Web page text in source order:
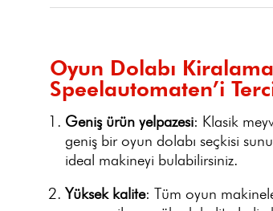
Oyun Dolabı
Speelautomaten’i
Geniş ürün yelpazesi: Klasik
geniş bir oyun dolabı seçkisi
ideal makineyi bulabilirsiniz.
Yüksek kalite: Tüm oyun